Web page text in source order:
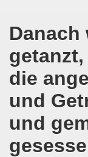
Danach
getanzt,
die
und
und
Bewegung
auch am
bezieht
Bewegung
Bewegung im